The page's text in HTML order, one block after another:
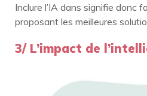
Inclure l’IA dans signifie donc
proposant les meilleures
3/ L’impact de